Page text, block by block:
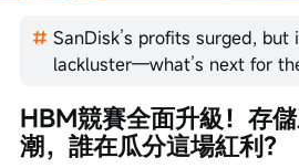
SanDisk’s profits surged,
lackluster—what’s next for
HBM競賽全面升級！存
潮，誰在瓜分這場紅利？